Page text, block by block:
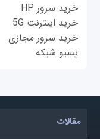
خرید سرور HP
خرید اینترنت 5G
خرید سرور مجازی
پسیو شبکه
مقالات